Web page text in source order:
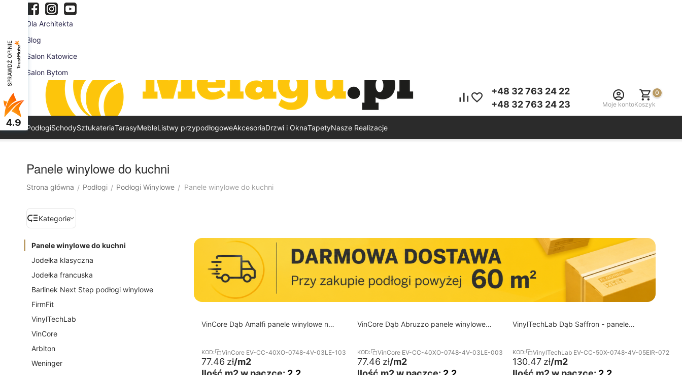
Dla Architekta
Blog
Salon Katowice
Salon Bytom
+48 32 763 24 22
+48 32 763 24 23
Moje konto
0
Koszyk
PodłogiSchodySztukateriaTarasyMebleListwy przypodłogoweAkcesoriaDrzwi i OknaTapetyNasze Realizacje
Panele winylowe do kuchni
Strona główna / Podłogi / Podłogi Winylowe / Panele winylowe do kuchni
Kategorie
Panele winylowe do kuchni
Jodełka klasyczna
Jodełka francuska
Barlinek Next Step podłogi winylowe
FirmFit
VinylTechLab
VinCore
Arbiton
Weninger
18%
Darmowa dostawa od 60 m2
VinCore Dąb Amalfi panele winylowe na
KOD: VinCore EV-CC-40XO-0748-4V-03LE-103
77.46 zł/m2
18%
Darmowa dostawa od 60 m2
VinCore Dąb Abruzzo panele winylowe
KOD: VinCore EV-CC-40XO-0748-4V-03LE-003
77.46 zł/m2
18%
Darmowa dostawa od 60 m2
VinylTechLab Dąb Saffron - panele
KOD: VinylTechLab EV-CC-50X-0748-4V-05EIR-072
130.47 zł/m2
SPRAWDŹ OPINIE
4.9